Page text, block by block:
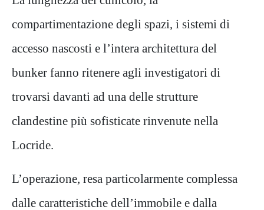
compartimentazione degli spazi, i sistemi di
accesso nascosti e l’intera architettura del
bunker fanno ritenere agli investigatori di
trovarsi davanti ad una delle strutture
clandestine più sofisticate rinvenute nella
Locride
L’operazione, resa particolarmente complessa
dalle caratteristiche dell’immobile e dalla